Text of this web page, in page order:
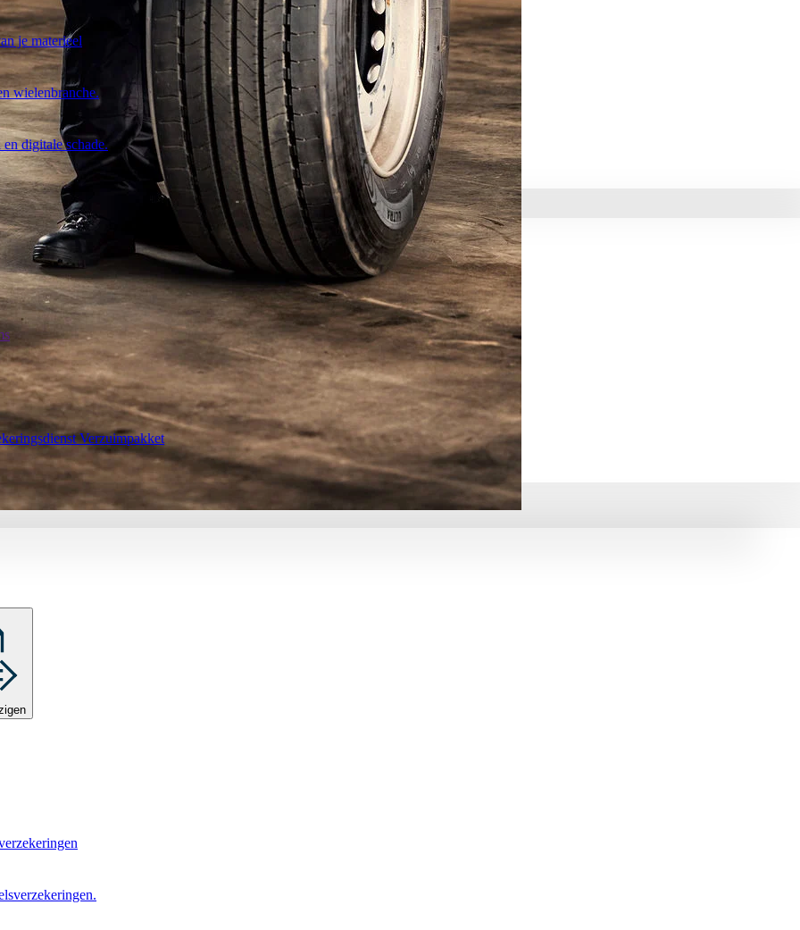
je materieel
wielenbranche.
digitale schade.
Verzuimpakket